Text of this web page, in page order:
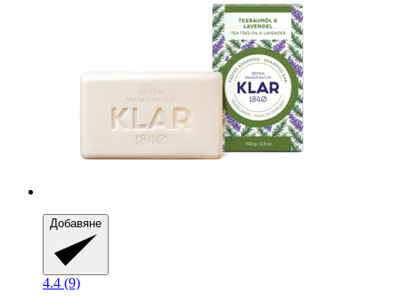
Добавяне
4.4 (9)